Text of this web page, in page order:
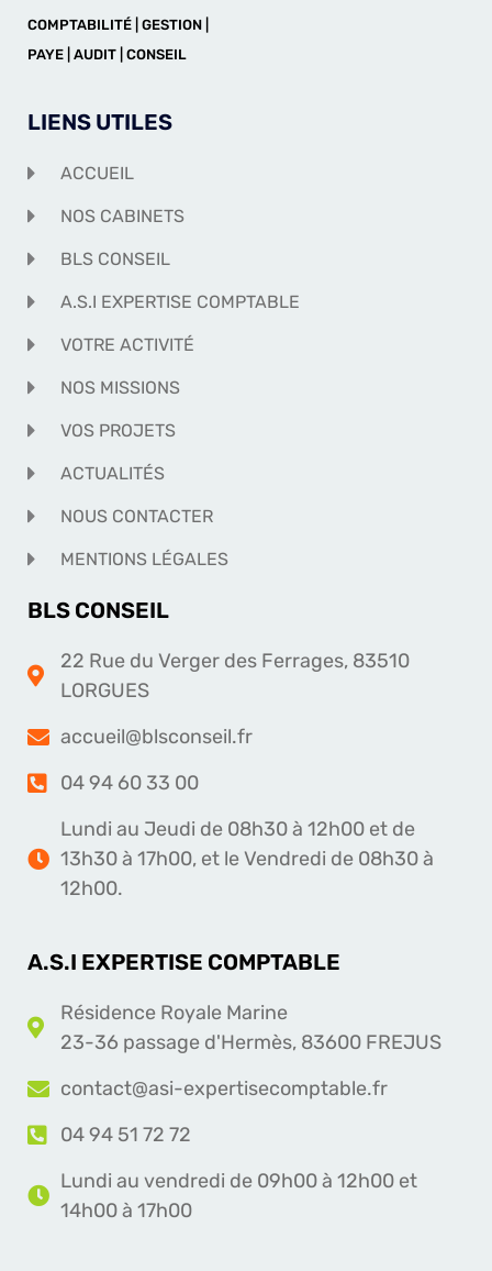
COMPTABILITÉ | GESTION |
PAYE | AUDIT | CONSEIL
LIENS UTILES
ACCUEIL
NOS CABINETS
BLS CONSEIL
A.S.I EXPERTISE COMPTABLE
VOTRE ACTIVITÉ
NOS MISSIONS
VOS PROJETS
ACTUALITÉS
NOUS CONTACTER
MENTIONS LÉGALES
BLS CONSEIL
22 Rue du Verger des Ferrages, 83510
LORGUES
accueil@blsconseil.fr
04 94 60 33 00
Lundi au Jeudi de 08h30 à 12h00 et de
13h30 à 17h00, et le Vendredi de 08h30 à
12h00.
A.S.I EXPERTISE COMPTABLE
Résidence Royale Marine
23-36 passage d'Hermès, 83600 FREJUS
contact@asi-expertisecomptable.fr
04 94 51 72 72
Lundi au vendredi de 09h00 à 12h00 et
14h00 à 17h00